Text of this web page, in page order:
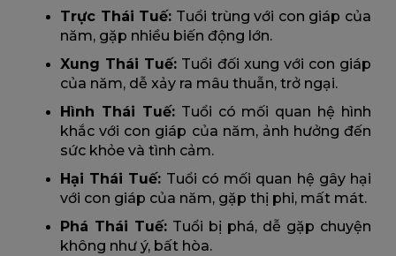
Trực Thái Tuế: Tuổi trùng với con giáp của
năm, gặp nhiều biến động lớn.
Xung Thái Tuế: Tuổi đối xung với con giáp
của năm, dễ xảy ra mâu thuẫn, trở ngại.
Hình Thái Tuế:Tuổi có mối quan hệ hình
khắc với con giáp của năm, ảnh hưởng đến
sức khỏe và tình cảm.
Hại Thái Tuế: Tuổi có mối quan hệ gây hại
với con giáp của năm, gặp thị phi, mất mát.
Phá Thái Tuế: Tuổi bị phá, dễ gặp chuyện
không như ý, bất hòa.